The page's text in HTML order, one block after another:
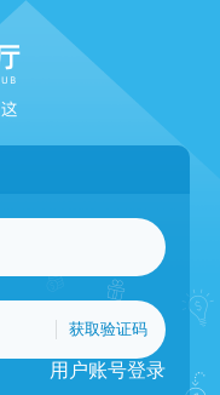
获取验证码
用户账号登录